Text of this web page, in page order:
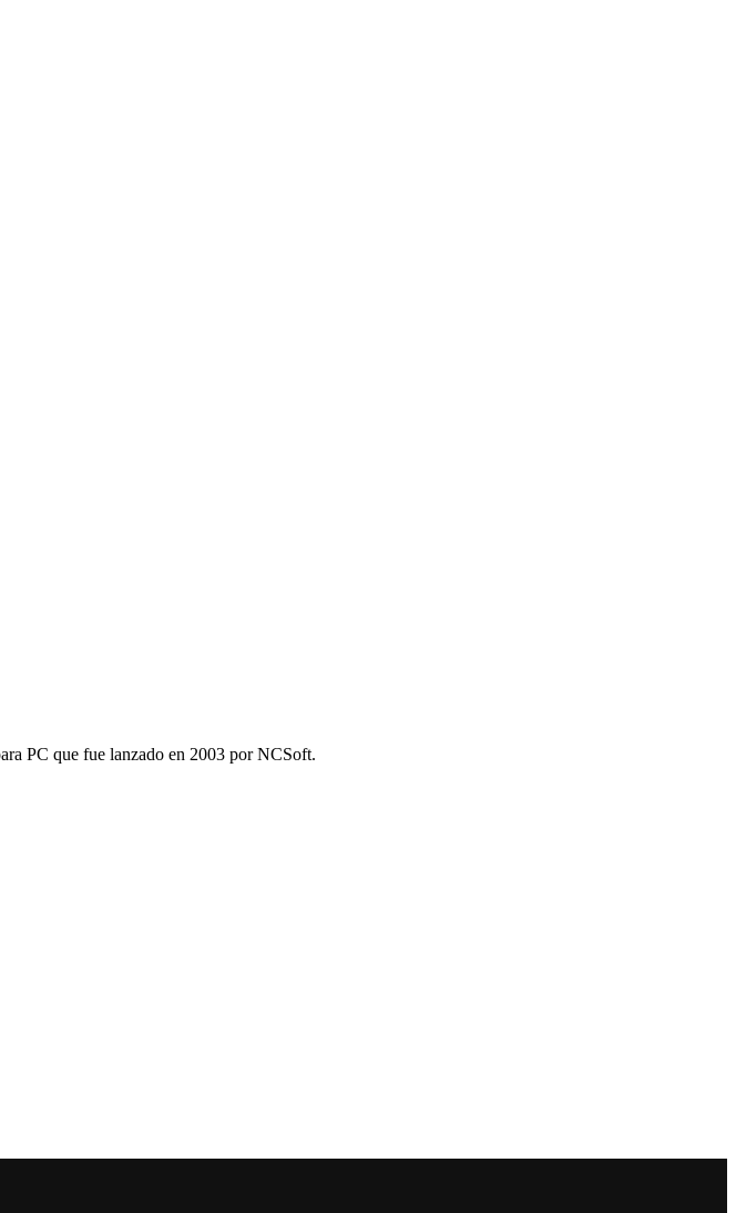
PC que fue lanzado en 2003 por NCSoft.